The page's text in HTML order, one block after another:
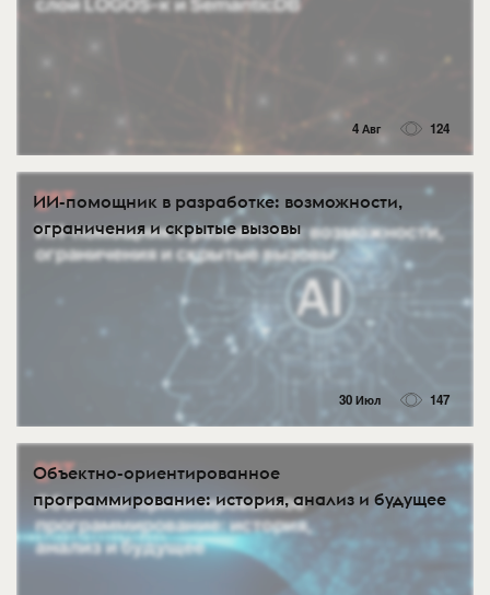
4 Авг 124
ИИ-помощник в разработке: возможности,
ограничения и скрытые вызовы
30 Июл 147
Объектно-ориентированное
программирование: история, анализ и будущее